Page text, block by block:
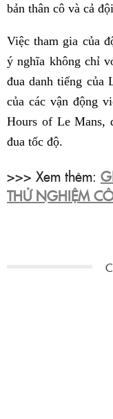
bản thân cô và cả
Việc tham gia của
ý nghĩa không chỉ
đua danh tiếng của
của các vận động
Hours of Le Mans,
đua tốc độ.
>>> Xem thêm:
THỬ NGHIỆM